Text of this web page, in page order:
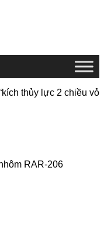
thủy lực 2 chiều vỏ
RAR-206